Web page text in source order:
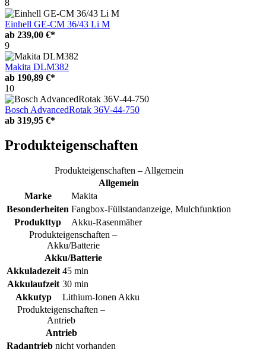
8
Einhell GE-CM 36/43 Li M
ab 239,00 €*
9
Makita DLM382
ab 190,89 €*
10
Bosch AdvancedRotak 36V-44-750
ab 319,95 €*
Produkteigenschaften
Produkteigenschaften – Allgemein
Allgemein
Marke
Makita
Besonderheiten Fangbox-Füllstandanzeige, Mulchfunktion
Produkttyp
Akku-Rasenmäher
Produkteigenschaften –
Akku/Batterie
Akku/Batterie
Akkuladezeit 45 min
Akkulaufzeit 30 min
Akkutyp
Lithium-Ionen Akku
Produkteigenschaften –
Antrieb
Antrieb
Radantrieb nicht vorhanden